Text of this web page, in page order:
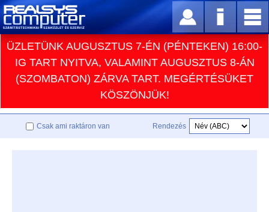
ÜZLETÜNK AUGUSZTUS 7-ÉN (PÉNTEKEN) 16:00-
IG TART NYITVA, VALAMINT AUGUSZTUS 8-ÁN
(SZOMBATON) ZÁRVA TART. MEGÉRTÉSÜKET
KÖSZÖNJÜK!
Csak ami raktáron van Rendezés